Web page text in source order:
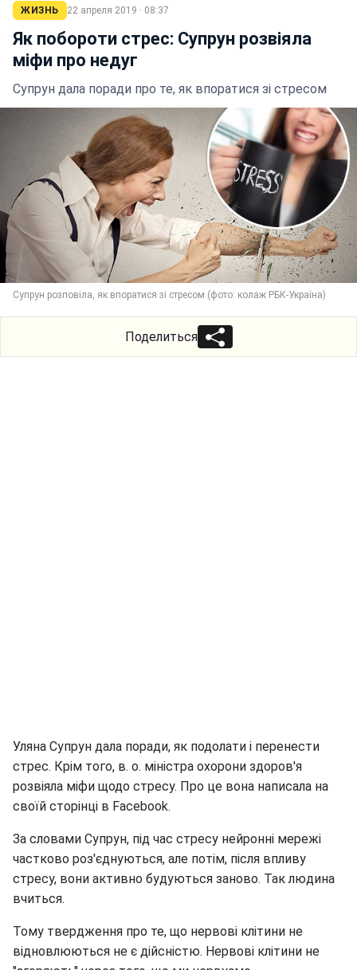
ЖИЗНЬ 22 апреля 2019 · 08:37
Як побороти стрес: Супрун розвіяла
міфи про недуг
Супрун дала поради про те, як впоратися зі стресом
Супрун розповіла, як впоратися зі стресом (фото: колаж РБК-Україна)
Поделиться
Уляна Супрун дала поради, як подолати і перенести
стрес. Крім того, в. о. міністра охорони здоров'я
розвіяла міфи щодо стресу. Про це вона написала на
своїй сторінці в Facebook.
За словами Супрун, під час стресу нейронні мережі
частково роз'єднуються, але потім, після впливу
стресу, вони активно будуються заново. Так людина
вчиться.
Тому твердження про те, що нервові клітини не
відновлюються не є дійсністю. Нервові клітини не